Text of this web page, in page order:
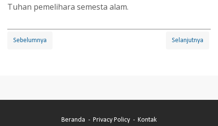
Tuhan pemelihara semesta alam.
Sebelumnya Selanjutnya
Beranda Privacy Policy Kontak